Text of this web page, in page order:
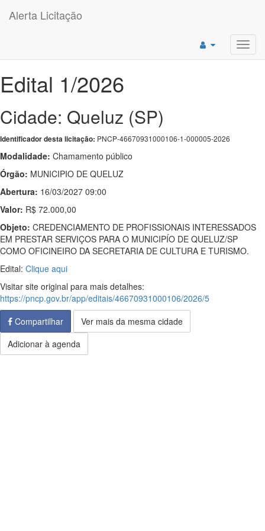
Alerta Licitação
Edital 1/2026
Cidade: Queluz (SP)
Identificador desta licitação: PNCP-46670931000106-1-000005-2026
Modalidade: Chamamento público
Órgão: MUNICIPIO DE QUELUZ
Abertura: 16/03/2027 09:00
Valor: R$ 72.000,00
Objeto: CREDENCIAMENTO DE PROFISSIONAIS INTERESSADOS
EM PRESTAR SERVIÇOS PARA O MUNICIPÍO DE QUELUZ/SP
COMO OFICINEIRO DA SECRETARIA DE CULTURA E TURISMO.
Edital: Clique aqui
Visitar site original para mais detalhes:
https://pncp.gov.br/app/editais/46670931000106/2026/5
Compartilhar
Ver mais da mesma cidade
Adicionar à agenda